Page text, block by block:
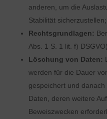
anderen, um die
Stabilität sicherzustellen;
Rechtsgrundlagen:
Abs. 1 S. 1 lit. f)
Löschung von Daten:
werden für die Dauer
gespeichert und
Daten, deren weitere
Beweiszwecken